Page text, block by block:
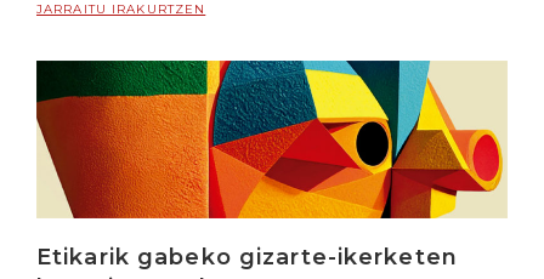
JARRAITU IRAKURTZEN
Etikarik gabeko gizarte-ikerketen